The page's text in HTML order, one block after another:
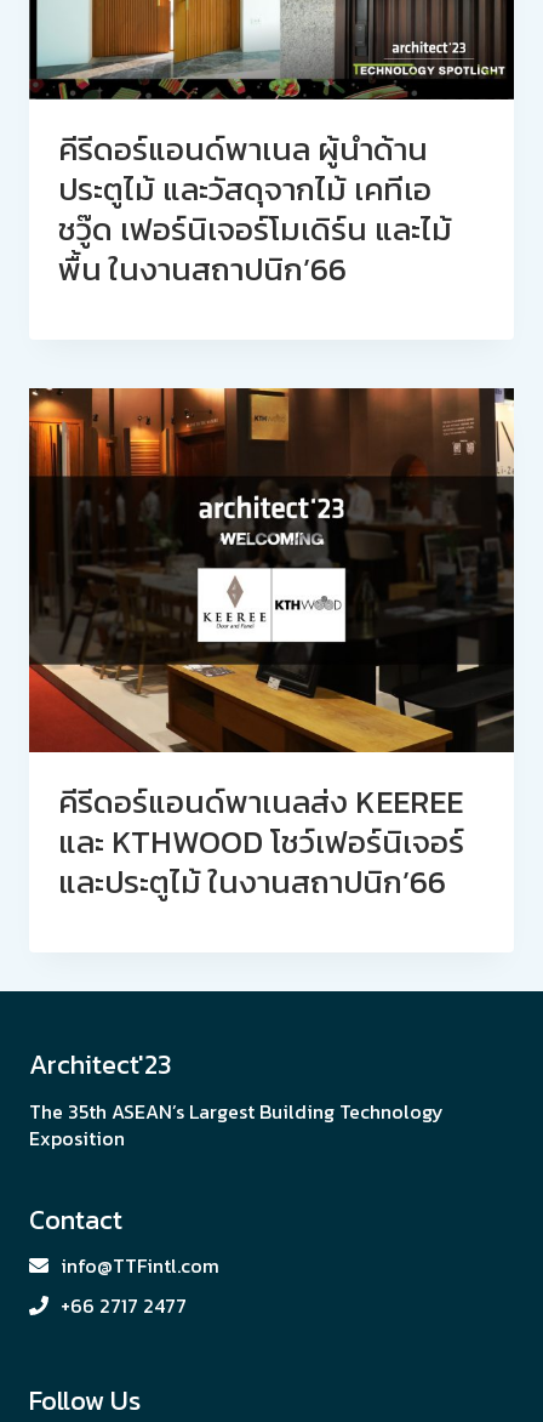
คีรีดอร์แอนด์พาเนล ผู้นำด้าน
ประตูไม้ และวัสดุจากไม้ เคทีเอ
ชวู๊ด เฟอร์นิเจอร์โมเดิร์น และไม้
พื้น ในงานสถาปนิก’66
คีรีดอร์แอนด์พาเนลส่ง KEEREE
และ KTHWOOD โชว์เฟอร์นิเจอร์
และประตูไม้ ในงานสถาปนิก’66
Architect'23
The 35th ASEAN’s Largest Building Technology
Exposition
Contact
info@TTFintl.com
+66 2717 2477
Follow Us